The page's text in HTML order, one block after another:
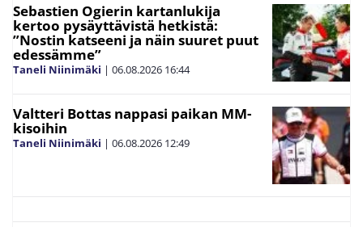
Sebastien Ogierin kartanlukija
kertoo pysäyttävistä hetkistä:
”Nostin katseeni ja näin suuret puut
edessämme”
Taneli Niinimäki | 06.08.2026 16:44
Valtteri Bottas nappasi paikan MM-
kisoihin
Taneli Niinimäki | 06.08.2026 12:49